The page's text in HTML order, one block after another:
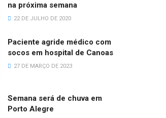
na próxima semana
22 DE JULHO DE 2020
Paciente agride médico com
socos em hospital de Canoas
27 DE MARÇO DE 2023
Semana será de chuva em
Porto Alegre